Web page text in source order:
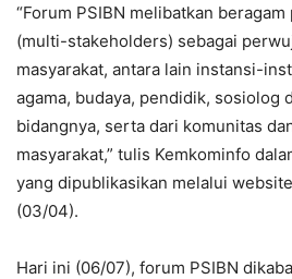
“Forum PSIBN melibatkan
(multi-stakeholders) sebagai
masyarakat, antara lain instansi-
agama, budaya, pendidik, sosiolog
bidangnya, serta dari komunitas
masyarakat,” tulis Kemkominfo
yang dipublikasikan melalui
(03/04).
Hari ini (06/07), forum PSIBN